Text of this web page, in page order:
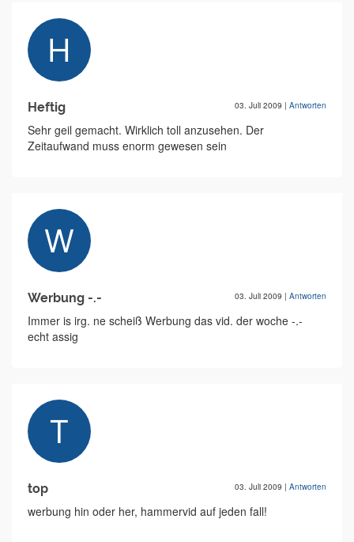
Heftig 03. Juli 2009 | Antworten
Sehr geil gemacht. Wirklich toll anzusehen. Der
Zeitaufwand muss enorm gewesen sein
Werbung -.- 03. Juli 2009 | Antworten
Immer is irg. ne scheiß Werbung das vid. der woche -.-
echt assig
top 03. Juli 2009 | Antworten
werbung hin oder her, hammervid auf jeden fall!